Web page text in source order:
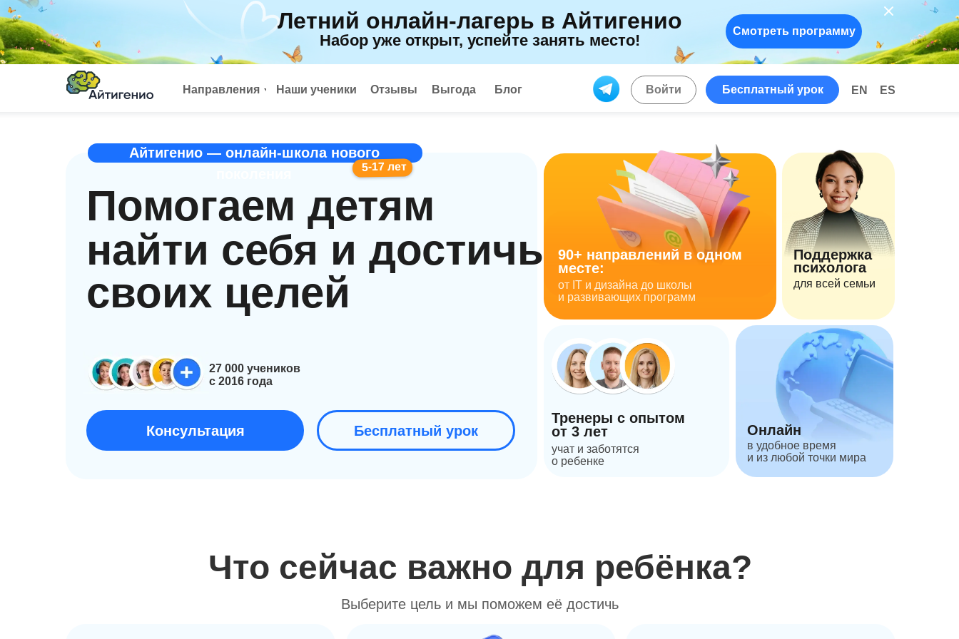
Смотреть программу
Летний онлайн-лагерь в Айтигенио
Набор уже открыт, успейте занять место!
Войти EN
Бесплатный урок
Отзывы
Наши ученики
Направления Блог
Выгода ES
найти себя и достичь
своих целей
Помогаем детям
Айтигенио — онлайн-школа нового
5-17 лет
Консультация Бесплатный урок
90+ направлений в одном
месте:
от IT и дизайна до школы
и развивающих программ
Тренеры с опытом
от 3 лет
учат и заботятся
о ребенке
Онлайн
в удобное время
и из любой точки мира
Поддержка
психолога
для всей семьи
27 000 учеников
c 2016 года
Выберите цель и мы поможем её достичь
Что сейчас важно для ребёнка?